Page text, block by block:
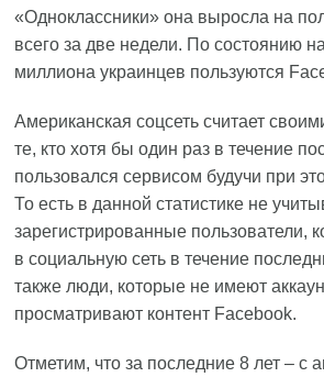
«Одноклассники» она выросла на
всего за две недели. По состоянию
миллиона украинцев пользуются
Американская соцсеть считает
те, кто хотя бы один раз в течение
пользовался сервисом будучи при
То есть в данной статистике не
зарегистрированные пользователи,
в социальную сеть в течение
также люди, которые не имеют
просматривают контент Facebook.
Отметим, что за последние 8 лет – с